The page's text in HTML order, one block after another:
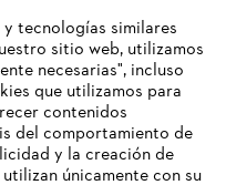
tecnologías similares
sitio web, utilizamos
necesarias", incluso
que utilizamos para
contenidos
del comportamiento de
y la creación de
únicamente con su